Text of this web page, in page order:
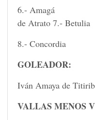
6.- Amagá
de Atrato 7.- Betulia
8.- Concordia
GOLEADOR:
Iván Amaya de
VALLAS MENOS